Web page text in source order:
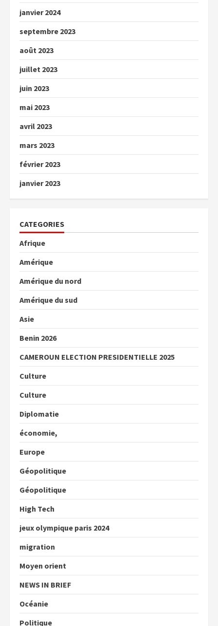
janvier 2024
septembre 2023
août 2023
juillet 2023
juin 2023
mai 2023
avril 2023
mars 2023
février 2023
janvier 2023
CATEGORIES
Afrique
Amérique
Amérique du nord
Amérique du sud
Asie
Benin 2026
CAMEROUN ELECTION PRESIDENTIELLE 2025
Culture
Culture
Diplomatie
économie,
Europe
Géopolitique
Géopolitique
High Tech
jeux olympique paris 2024
migration
Moyen orient
NEWS IN BRIEF
Océanie
Politique